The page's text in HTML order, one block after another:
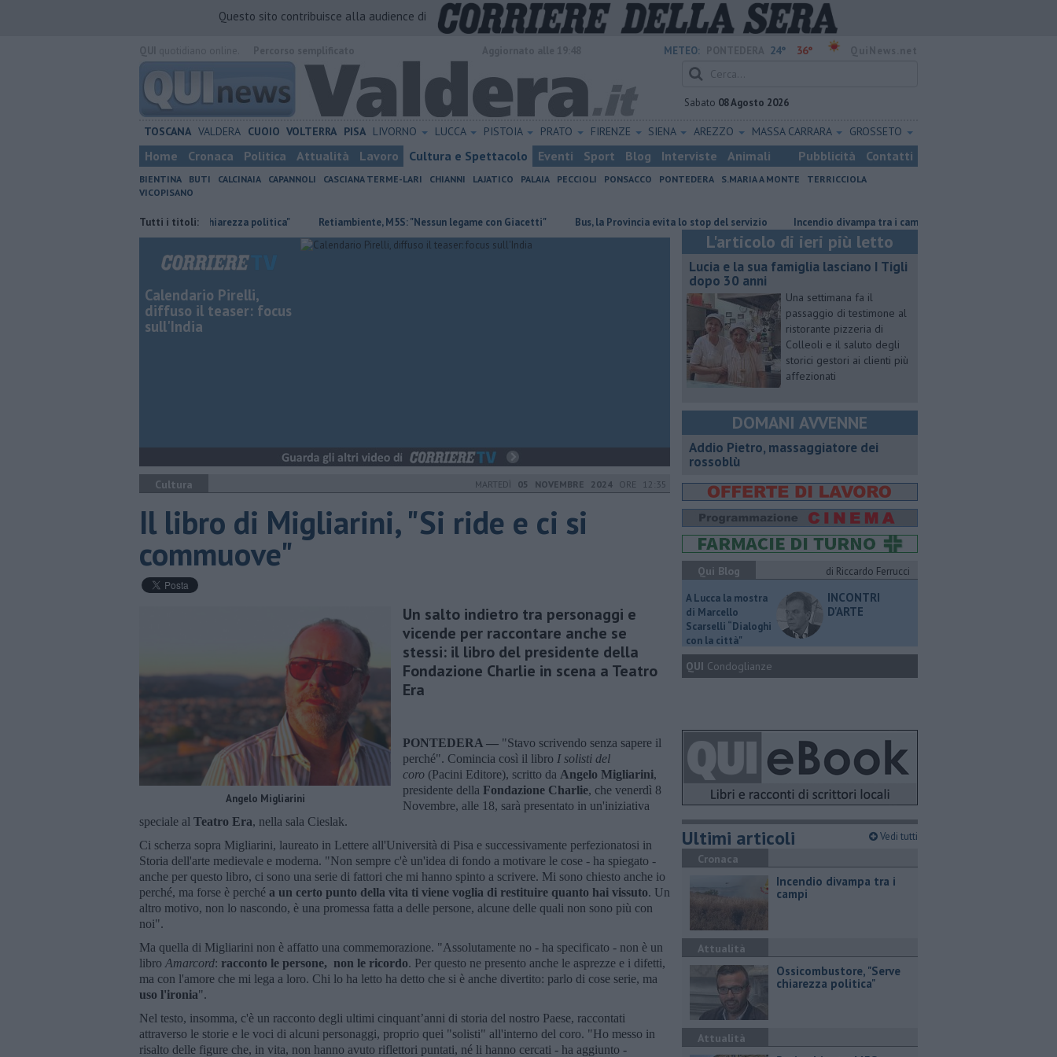
Questo sito contribuisce alla audience di
METEO: 24° 36°
Sabato 08 Agosto 2026
TOSCANA VALDERA CUOIO VOLTERRA PISA LIVORNO LUCCA PISTOIA PRATO FIRENZE SIENA AREZZO MASSA CARRARA GROSSETO
Home Cronaca Politica Attualità Lavoro Cultura e Spettacolo Eventi Sport Blog Interviste Animali Pubblicità Contatti
BIENTINA BUTI CALCINAIA CAPANNOLI CASCIANA TERME-LARI CHIANNI LAJATICO PALAIA PECCIOLI PONSACCO PONTEDERA S.MARIA A MONTE
TERRICCIOLA
VICOPISANO
Tutti i titoli:
Ossicombustore, "Serve chiarezza politica" Retiambiente, M5S: "Nessun legame con Giacetti" Bus, la Provincia evita lo stop del servizio Incendio divampa tra i campi Ossicombustore, "Serve
Calendario Pirelli,
diffuso il teaser: focus
sull'India
Cultura MARTEDÌ 05 NOVEMBRE 2024 ORE 12:35
Il libro di Migliarini, "Si ride e ci si
commuove"
Angelo Migliarini
Un salto indietro tra personaggi e
vicende per raccontare anche se
stessi: il libro del presidente della
Fondazione Charlie in scena a Teatro
Era
PONTEDERA — "Stavo scrivendo senza sapere il
perché". Comincia così il libro I solisti del
coro (Pacini Editore), scritto da Angelo Migliarini,
presidente della Fondazione Charlie, che venerdì 8
Novembre, alle 18, sarà presentato in un'iniziativa
speciale al Teatro Era, nella sala Cieslak.
Ci scherza sopra Migliarini, laureato in Lettere all'Università di Pisa e successivamente perfezionatosi in
Storia dell'arte medievale e moderna. "Non sempre c'è un'idea di fondo a motivare le cose - ha spiegato -
anche per questo libro, ci sono una serie di fattori che mi hanno spinto a scrivere. Mi sono chiesto anche io
perché, ma forse è perché a un certo punto della vita ti viene voglia di restituire quanto hai vissuto. Un
altro motivo, non lo nascondo, è una promessa fatta a delle persone, alcune delle quali non sono più con
noi".
Ma quella di Migliarini non è affatto una commemorazione. "Assolutamente no - ha specificato - non è un
libro Amarcord: racconto le persone, non le ricordo. Per questo ne presento anche le asprezze e i difetti,
ma con l'amore che mi lega a loro. Chi lo ha letto ha detto che si è anche divertito: parlo di cose serie, ma
uso l'ironia".
Nel testo, insomma, c'è un racconto degli ultimi cinquant’anni di storia del nostro Paese, raccontati
attraverso le storie e le voci di alcuni personaggi, proprio quei "solisti" all'interno del coro. "Ho messo in
risalto delle figure che, in vita, non hanno avuto riflettori puntati, né li hanno cercati - ha aggiunto -
L'articolo di ieri più letto
Lucia e la sua famiglia lasciano I Tigli
dopo 30 anni
Una settimana fa il
passaggio di testimone al
ristorante pizzeria di
Colleoli e il saluto degli
storici gestori ai clienti più
affezionati
DOMANI AVVENNE
Addio Pietro, massaggiatore dei
rossoblù
Qui Blog
di Riccardo Ferrucci
A Lucca la mostra
di Marcello
Scarselli “Dialoghi
con la città"
INCONTRI
D'ARTE
QUI Condoglianze
Ultimi articoli Vedi tutti
Cronaca
Incendio divampa tra i
campi
Attualità
Ossicombustore, "Serve
chiarezza politica"
Attualità